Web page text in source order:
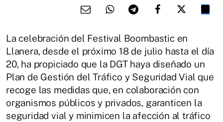
La celebración del Festival Boombastic en
Llanera, desde el próximo 18 de julio hasta el día
20, ha propiciado que la DGT haya diseñado un
Plan de Gestión del Tráfico y Seguridad Vial que
recoge las medidas que, en colaboración con
organismos públicos y privados, garanticen la
seguridad vial y minimicen la afección al tráfico